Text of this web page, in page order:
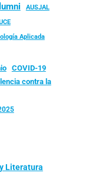
AUSJAL
Aplicada
COVID-19
contra la
Literatura